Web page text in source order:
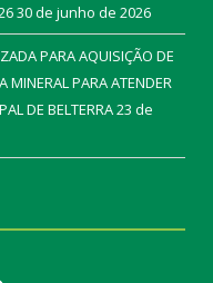
30 de junho de 2026
PARA AQUISIÇÃO DE
MINERAL PARA ATENDER
DE BELTERRA23 de